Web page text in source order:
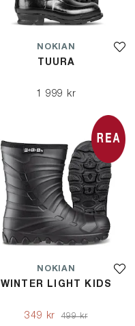
NOKIAN
TUURA
1 999 kr
NOKIAN
WINTER LIGHT KIDS
349 kr 499 kr